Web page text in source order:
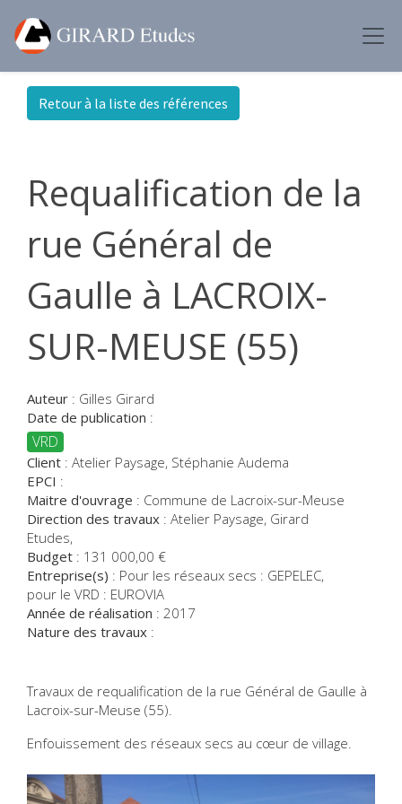
Retour à la liste des références
Requalification de la
rue Général de
Gaulle à LACROIX-
SUR-MEUSE (55)
Auteur : Gilles Girard
Date de publication :
VRD
Client : Atelier Paysage, Stéphanie Audema
EPCI :
Maitre d'ouvrage : Commune de Lacroix-sur-Meuse
Direction des travaux : Atelier Paysage, Girard
Etudes,
Budget : 131 000,00 €
Entreprise(s) : Pour les réseaux secs : GEPELEC,
pour le VRD : EUROVIA
Année de réalisation : 2017
Nature des travaux :
Travaux de requalification de la rue Général de Gaulle à
Lacroix-sur-Meuse (55).
Enfouissement des réseaux secs au cœur de village.